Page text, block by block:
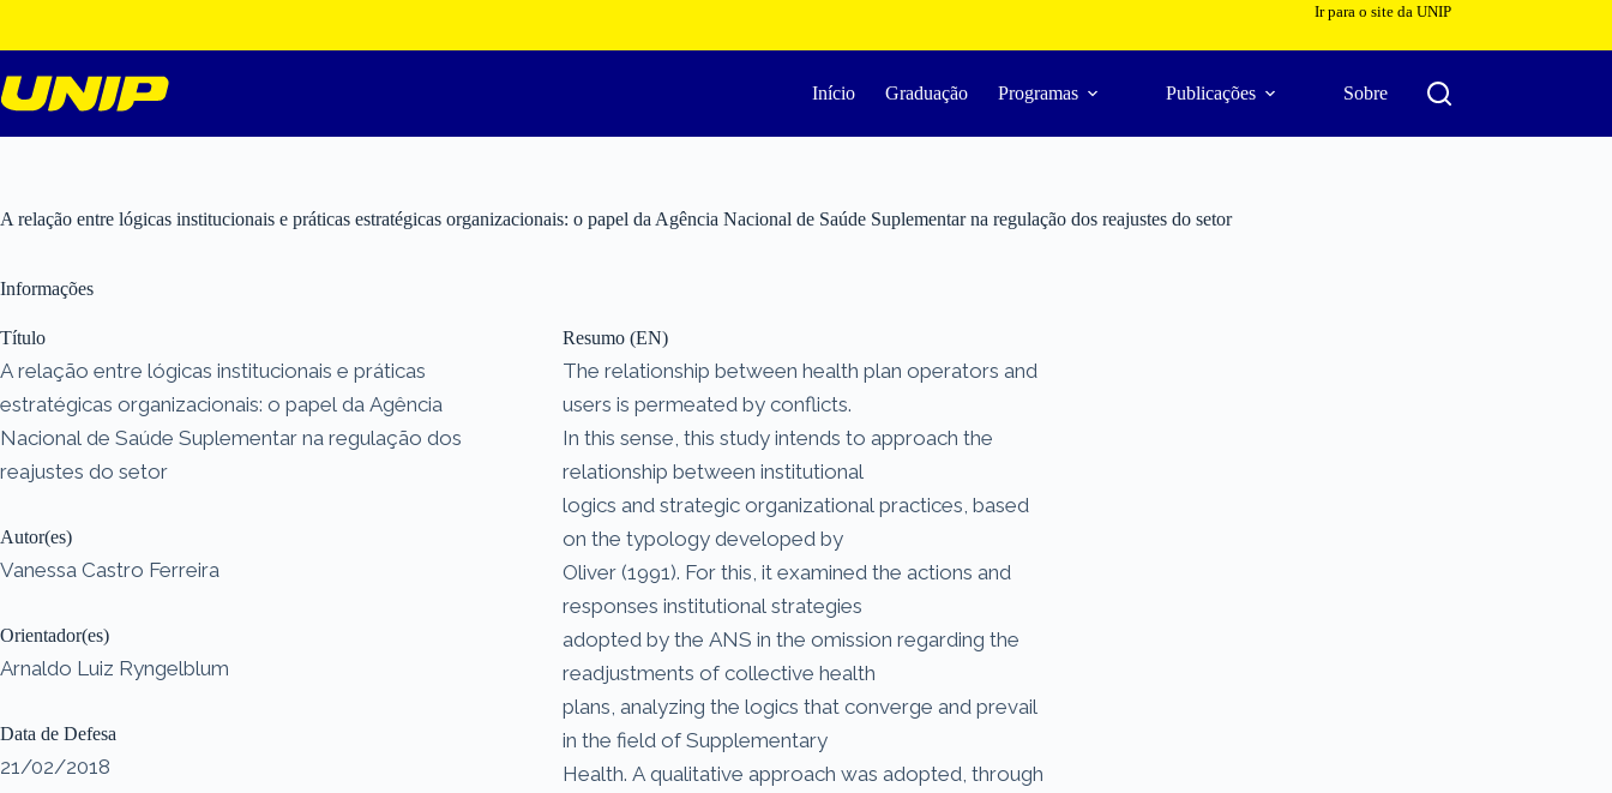
o
conteúdo
Ir para o site da UNIP
Início Graduação Programas Publicações Sobre
A relação entre lógicas institucionais e práticas estratégicas organizacionais: o papel da Agência Nacional de Saúde Suplementar na regulação dos reajustes do setor
Informações
Título
A relação entre lógicas institucionais e práticas
estratégicas organizacionais: o papel da Agência
Nacional de Saúde Suplementar na regulação dos
reajustes do setor
Autor(es)
Vanessa Castro Ferreira
Orientador(es)
Arnaldo Luiz Ryngelblum
Data de Defesa
21/02/2018
Resumo (EN)
The relationship between health plan operators and
users is permeated by conflicts.
In this sense, this study intends to approach the
relationship between institutional
logics and strategic organizational practices, based
on the typology developed by
Oliver (1991). For this, it examined the actions and
responses institutional strategies
adopted by the ANS in the omission regarding the
readjustments of collective health
plans, analyzing the logics that converge and prevail
in the field of Supplementary
Health. A qualitative approach was adopted, through